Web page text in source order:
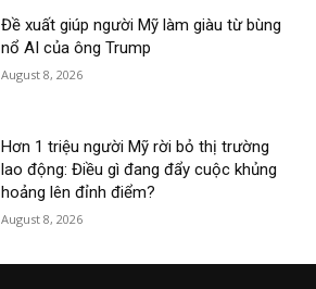
Đề xuất giúp người Mỹ làm giàu từ bùng
nổ AI của ông Trump
August 8, 2026
Hơn 1 triệu người Mỹ rời bỏ thị trường
lao động: Điều gì đang đẩy cuộc khủng
hoảng lên đỉnh điểm?
August 8, 2026